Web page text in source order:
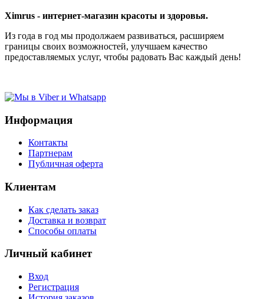
Ximrus - интернет-магазин красоты и здоровья.
Из года в год мы продолжаем развиваться, расширяем
границы своих возможностей, улучшаем качество
предоставляемых услуг, чтобы радовать Вас каждый день!
Информация
Контакты
Партнерам
Публичная оферта
Клиентам
Как сделать заказ
Доставка и возврат
Способы оплаты
Личный кабинет
Вход
Регистрация